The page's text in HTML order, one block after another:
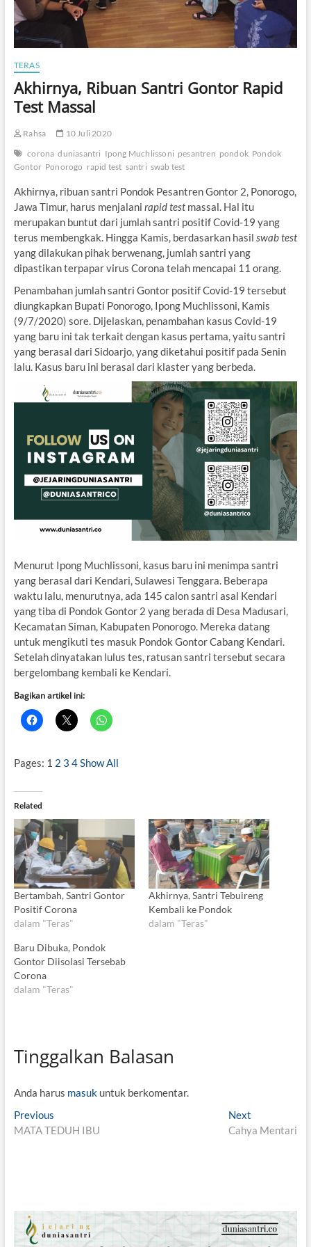
TERAS
Akhirnya, Ribuan Santri Gontor Rapid
Test Massal
Rahsa
10 Juli 2020
corona duniasantri Ipong Muchlissoni pesantren pondok Pondok
Gontor Ponorogo rapid test santri swab test
Akhirnya, ribuan santri Pondok Pesantren Gontor 2, Ponorogo,
Jawa Timur, harus menjalani rapid testmassal. Hal itu
merupakan buntut dari jumlah santri positif Covid-19 yang
terus membengkak. Hingga Kamis, berdasarkan hasil swab test
yang dilakukan pihak berwenang, jumlah santri yang
dipastikan terpapar virus Corona telah mencapai 11 orang.
Penambahan jumlah santri Gontor positif Covid-19 tersebut
diungkapkan Bupati Ponorogo, Ipong Muchlissoni, Kamis
(9/7/2020) sore. Dijelaskan, penambahan kasus Covid-19
yang baru ini tak terkait dengan kasus pertama, yaitu santri
yang berasal dari Sidoarjo, yang diketahui positif pada Senin
lalu. Kasus baru ini berasal dari klaster yang berbeda.
Menurut Ipong Muchlissoni, kasus baru ini menimpa santri
yang berasal dari Kendari, Sulawesi Tenggara. Beberapa
waktu lalu, menurutnya, ada 145 calon santri asal Kendari
yang tiba di Pondok Gontor 2 yang berada di Desa Madusari,
Kecamatan Siman, Kabupaten Ponorogo. Mereka datang
untuk mengikuti tes masuk Pondok Gontor Cabang Kendari.
Setelah dinyatakan lulus tes, ratusan santri tersebut secara
bergelombang kembali ke Kendari.
Bagikan artikel ini:
Pages: 1 2 3 4Show All
Related
Bertambah, Santri Gontor
Positif Corona
dalam "Teras"
Akhirnya, Santri Tebuireng
Kembali ke Pondok
dalam "Teras"
Baru Dibuka, Pondok
Gontor Diisolasi Tersebab
Corona
dalam "Teras"
Tinggalkan Balasan
Anda harus masukuntuk berkomentar.
N
a
g
a
Previous
r
s
p
MATA TEDUH IBU
Next
e
t
:
Cahya Mentari